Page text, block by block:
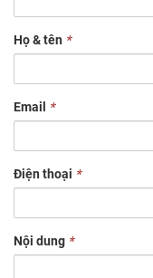
Họ & tên *
Email *
Điện thoại *
Nội dung *